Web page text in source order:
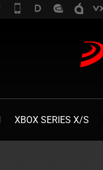
XBOX SERIES X/S